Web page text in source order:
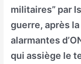
militaires” par
guerre, après
alarmantes
qui assiège le